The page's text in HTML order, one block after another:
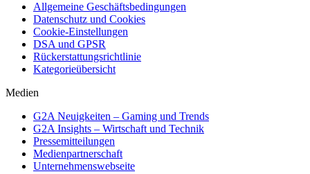
Allgemeine Geschäftsbedingungen
Datenschutz und Cookies
Cookie-Einstellungen
DSA und GPSR
Rückerstattungsrichtlinie
Kategorieübersicht
Medien
G2A Neuigkeiten – Gaming und Trends
G2A Insights – Wirtschaft und Technik
Pressemitteilungen
Medienpartnerschaft
Unternehmenswebseite